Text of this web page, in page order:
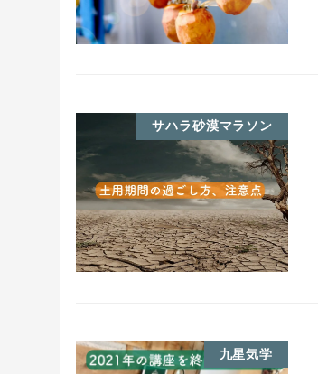
サハラ砂漠マラソン
九星気学